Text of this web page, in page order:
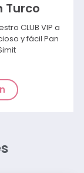
Turco
CLUB VIP a
y fácil Pan